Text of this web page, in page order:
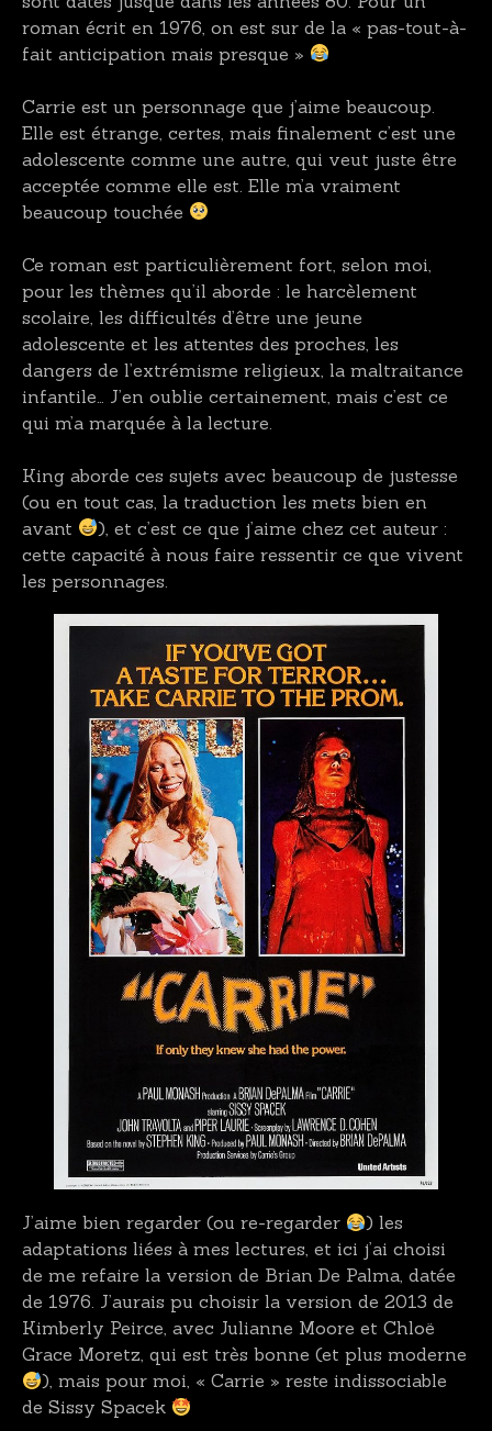
roman écrit en 1976, on est sur de la « pas-tout-à-
fait anticipation mais presque »
Carrie est un personnage que j’aime beaucoup.
Elle est étrange, certes, mais finalement c’est une
adolescente comme une autre, qui veut juste être
acceptée comme elle est. Elle m’a vraiment
beaucoup touchée
Ce roman est particulièrement fort, selon moi,
pour les thèmes qu’il aborde : le harcèlement
scolaire, les difficultés d’être une jeune
adolescente et les attentes des proches, les
dangers de l’extrémisme religieux, la maltraitance
infantile… J’en oublie certainement, mais c’est ce
qui m’a marquée à la lecture.
King aborde ces sujets avec beaucoup de justesse
(ou en tout cas, la traduction les mets bien en
avant
), et c’est ce que j’aime chez cet auteur :
cette capacité à nous faire ressentir ce que vivent
les personnages.
J’aime bien regarder (ou re-regarder
) les
adaptations liées à mes lectures, et ici j’ai choisi
de me refaire la version de Brian De Palma, datée
de 1976. J’aurais pu choisir la version de 2013 de
Kimberly Peirce, avec Julianne Moore et Chloë
Grace Moretz, qui est très bonne (et plus moderne
), mais pour moi, « Carrie » reste indissociable
de Sissy Spacek